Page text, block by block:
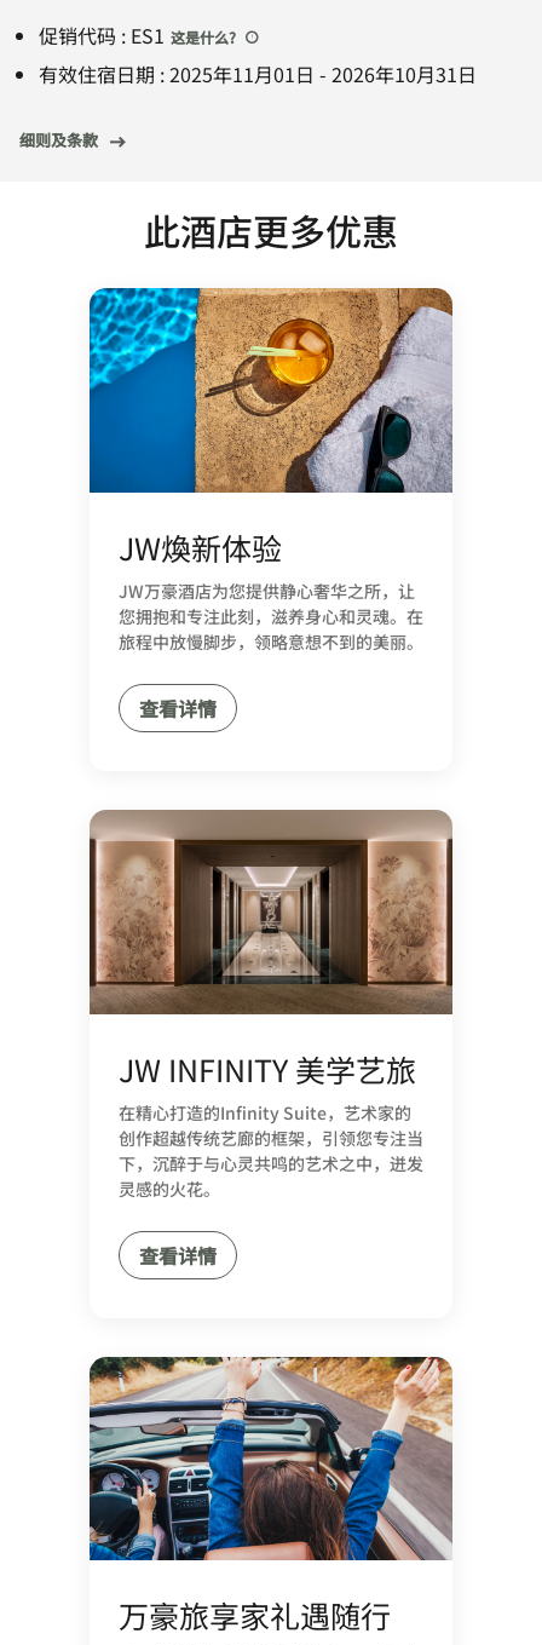
促销代码 : ES1 这是什么?
有效住宿日期 :2025年11月01日 - 2026年10月31日
细则及条款
此酒店更多优惠
JW煥新体验
JW万豪酒店为您提供静心奢华之所，让
您拥抱和专注此刻，滋养身心和灵魂。在
旅程中放慢脚步，领略意想不到的美丽。
查看详情
JW INFINITY 美学艺旅
在精心打造的Infinity Suite，艺术家的
创作超越传统艺廊的框架，引领您专注当
下，沉醉于与心灵共鸣的艺术之中，迸发
灵感的火花。
查看详情
万豪旅享家礼遇随行